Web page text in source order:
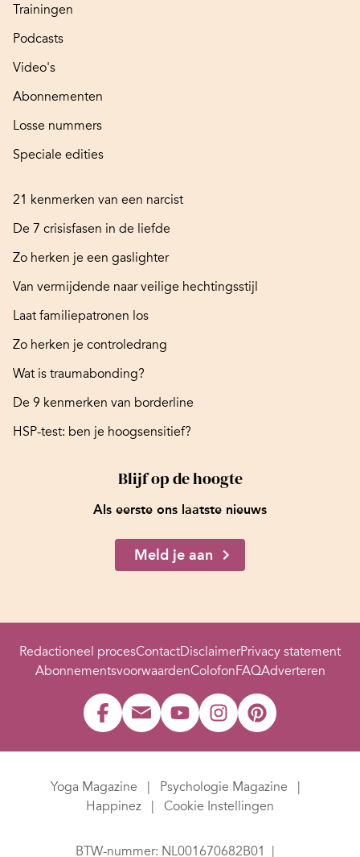
Trainingen
Podcasts
Video's
Abonnementen
Losse nummers
Speciale edities
21 kenmerken van een narcist
De 7 crisisfasen in de liefde
Zo herken je een gaslighter
Van vermijdende naar veilige hechtingsstijl
Laat familiepatronen los
Zo herken je controledrang
Wat is traumabonding?
De 9 kenmerken van borderline
HSP-test: ben je hoogsensitief?
Blijf op de hoogte
Als eerste ons laatste nieuws
Meld je aan
Redactioneel procesContactDisclaimerPrivacy statement
AbonnementsvoorwaardenColofonFAQAdverteren
Yoga Magazine
Psychologie Magazine
Happinez
Cookie Instellingen
BTW-nummer: NL001670682B01